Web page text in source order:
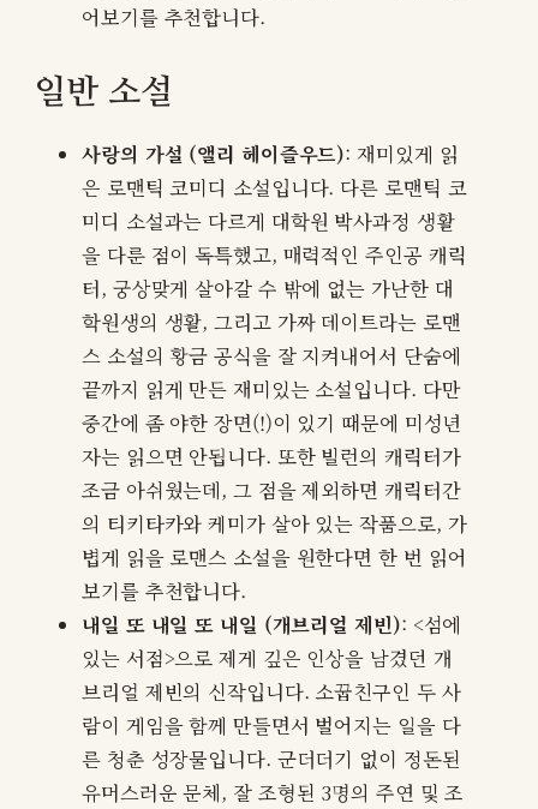
어보기를 추천합니다.
일반 소설
사랑의 가설 (앨리 헤이즐우드): 재미있게 읽
은 로맨틱 코미디 소설입니다. 다른 로맨틱 코
미디 소설과는 다르게 대학원 박사과정 생활
을 다룬 점이 독특했고, 매력적인 주인공 캐릭
터, 궁상맞게 살아갈 수 밖에 없는 가난한 대
학원생의 생활, 그리고 가짜 데이트라는 로맨
스 소설의 황금 공식을 잘 지켜내어서 단숨에
끝까지 읽게 만든 재미있는 소설입니다. 다만
중간에 좀 야한 장면(!)이 있기 때문에 미성년
자는 읽으면 안됩니다. 또한 빌런의 캐릭터가
조금 아쉬웠는데, 그 점을 제외하면 캐릭터간
의 티키타카와 케미가 살아 있는 작품으로, 가
볍게 읽을 로맨스 소설을 원한다면 한 번 읽어
보기를 추천합니다.
내일 또 내일 또 내일 (개브리얼 제빈): <섬에
있는 서점>으로 제게 깊은 인상을 남겼던 개
브리얼 제빈의 신작입니다. 소꿉친구인 두 사
람이 게임을 함께 만들면서 벌어지는 일을 다
른 청춘 성장물입니다. 군더더기 없이 정돈된
유머스러운 문체, 잘 조형된 3명의 주연 및 조